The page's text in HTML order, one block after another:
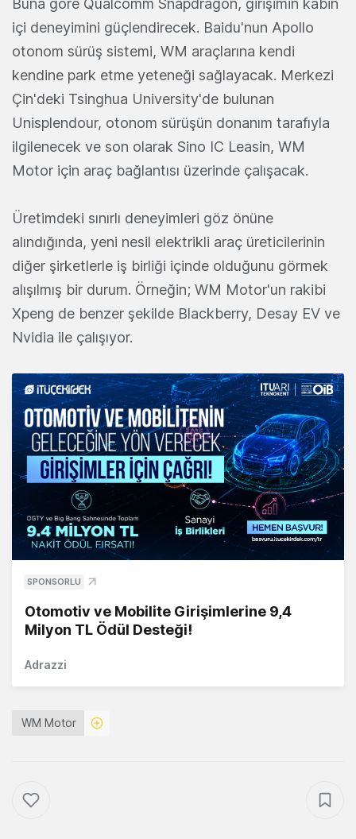
Buna göre Qualcomm Snapdragon, girişimin kabin
içi deneyimini güçlendirecek. Baidu'nun Apollo
otonom sürüş sistemi, WM araçlarına kendi
kendine park etme yeteneği sağlayacak. Merkezi
Çin'deki Tsinghua University'de bulunan
Unisplendour, otonom sürüşün donanım tarafıyla
ilgilenecek ve son olarak Sino IC Leasin, WM
Motor için araç bağlantısı üzerinde çalışacak.
Üretimdeki sınırlı deneyimleri göz önüne
alındığında, yeni nesil elektrikli araç üreticilerinin
diğer şirketlerle iş birliği içinde olduğunu görmek
alışılmış bir durum. Örneğin; WM Motor'un rakibi
Xpeng de benzer şekilde Blackberry, Desay EV ve
Nvidia ile çalışıyor.
SPONSORLU
Otomotiv ve Mobilite Girişimlerine 9,4
Milyon TL Ödül Desteği!
Adrazzi
WM Motor